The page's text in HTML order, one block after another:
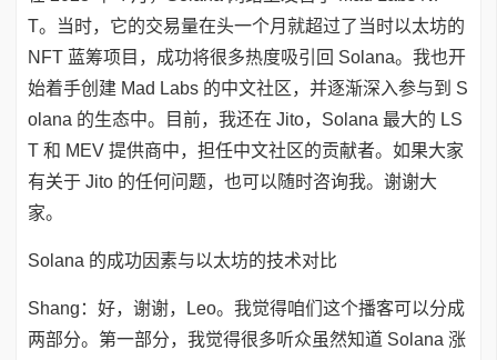
T。当时，它的交易量在头一个月就超过了当时以太坊的
NFT 蓝筹项目，成功将很多热度吸引回 Solana。我也开
始着手创建 Mad Labs 的中文社区，并逐渐深入参与到 S
olana 的生态中。目前，我还在 Jito，Solana 最大的 LS
T 和 MEV 提供商中，担任中文社区的贡献者。如果大家
有关于 Jito 的任何问题，也可以随时咨询我。谢谢大
家。
Solana 的成功因素与以太坊的技术对比
Shang：好，谢谢，Leo。我觉得咱们这个播客可以分成
两部分。第一部分，我觉得很多听众虽然知道 Solana 涨